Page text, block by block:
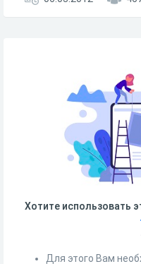
Хотите использовать
Для этого Вам